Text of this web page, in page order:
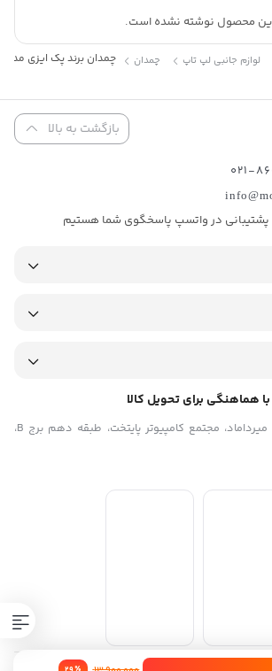
محصول نوشته نشده است.
لوازم جانبی لپ تاپ چمدان چمدان برند پک ایزی مدل SAUBER-F1 سایز کوچک s (سوئیس)
بازگشت به بالا
در واتسپ پاسخگوی شما هستیم
هماهنگی برای تحویل کالا
تقاطع خیابان ولیعصر و میرداماد، مجتمع کامپیوتر پایتخت، طبقه دهم برج B،